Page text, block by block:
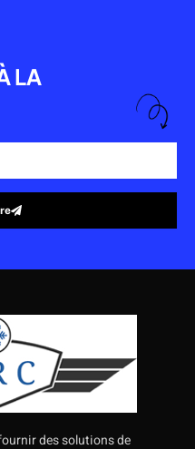
LA
des solutions de